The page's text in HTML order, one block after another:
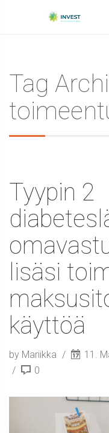
Tag
Tyypin 2
lisäsi
käyttöä
by Mariikka 11.
0